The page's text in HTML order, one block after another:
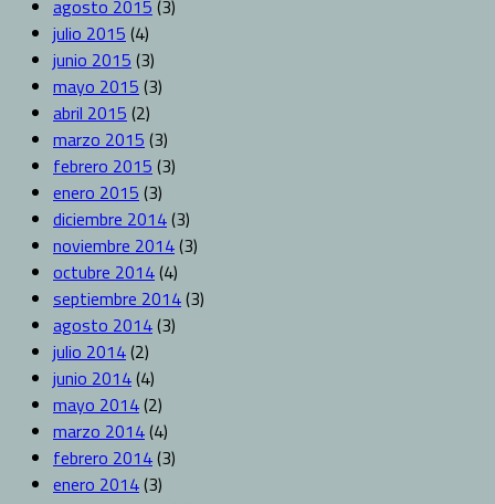
agosto 2015 (3)
julio 2015 (4)
junio 2015 (3)
mayo 2015 (3)
abril 2015 (2)
marzo 2015 (3)
febrero 2015 (3)
enero 2015 (3)
diciembre 2014(3)
noviembre 2014(3)
octubre 2014(4)
septiembre 2014(3)
agosto 2014(3)
julio 2014(2)
junio 2014(4)
mayo 2014(2)
marzo 2014(4)
febrero 2014(3)
enero 2014(3)